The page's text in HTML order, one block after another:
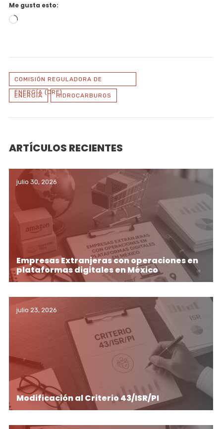
Me gusta esto:
Cargando...
COMISIÓN REGULADORA DE
ENERGÍA (CRE)
ENERGÍA HIDROCARBUROS
ARTÍCULOS RECIENTES
julio 30, 2026
Empresas Extranjeras con operaciones en
plataformas digitales en México
julio 23, 2026
Modificación al Criterio 43/ISR/PI